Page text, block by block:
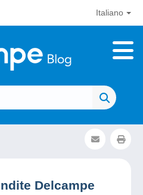
Italiano
Delcampe